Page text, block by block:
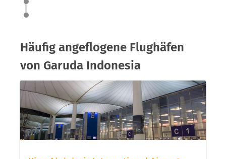
Häufig angeflogene Flughäfen
von Garuda Indonesia